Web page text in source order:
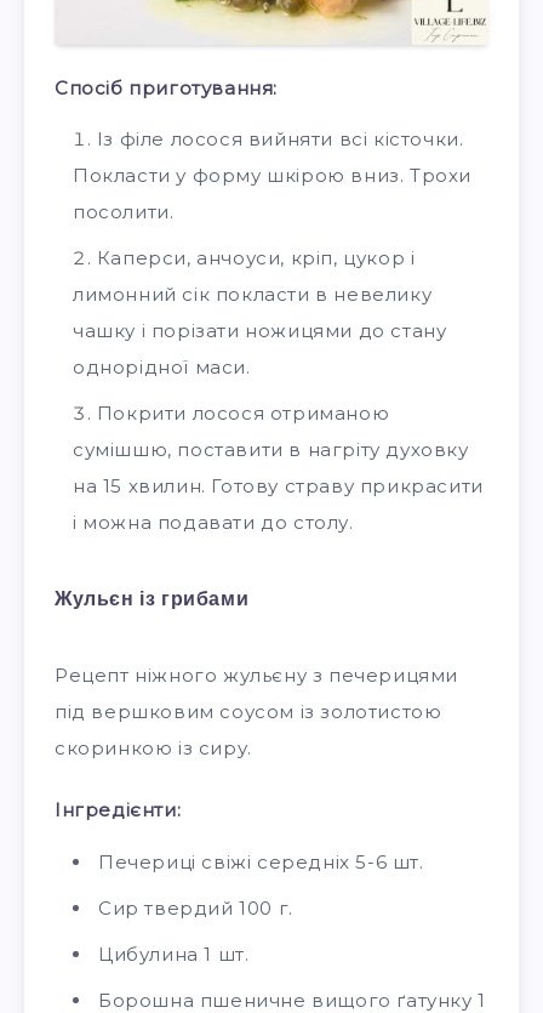
Спосіб приготування:
Із філе лосося вийняти всі кісточки.
Покласти у форму шкірою вниз. Трохи
посолити.
Каперси, анчоуси, кріп, цукор і
лимонний сік покласти в невелику
чашку і порізати ножицями до стану
однорідної маси.
Покрити лосося отриманою
сумішшю, поставити в нагріту духовку
на 15 хвилин. Готову страву прикрасити
і можна подавати до столу.
Жульєн із грибами
Рецепт ніжного жульєну з печерицями
під вершковим соусом із золотистою
скоринкою із сиру.
Інгредієнти:
Печериці свіжі середніх 5-6 шт.
Сир твердий 100 г.
Цибулина 1 шт.
Борошна пшеничне вищого ґатунку 1